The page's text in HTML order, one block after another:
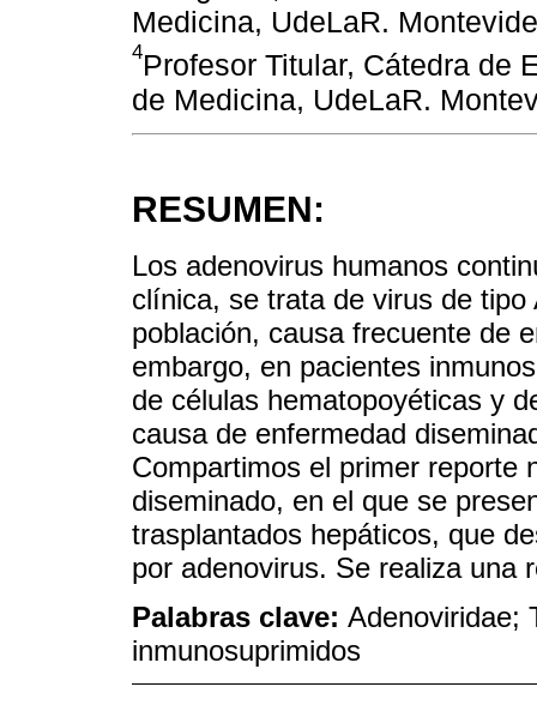
Medicina, UdeLaR.
4Profesor Titular, Cátedra de
de Medicina, UdeLaR.
RESUMEN:
Los adenovirus humanos
clínica, se trata de virus de
población, causa frecuente de
embargo, en pacientes
de células hematopoyéticas y
causa de enfermedad
Compartimos el primer reporte
diseminado, en el que se
trasplantados hepáticos, que
por adenovirus. Se realiza una
Palabras clave: Adenoviridae;
inmunosuprimidos